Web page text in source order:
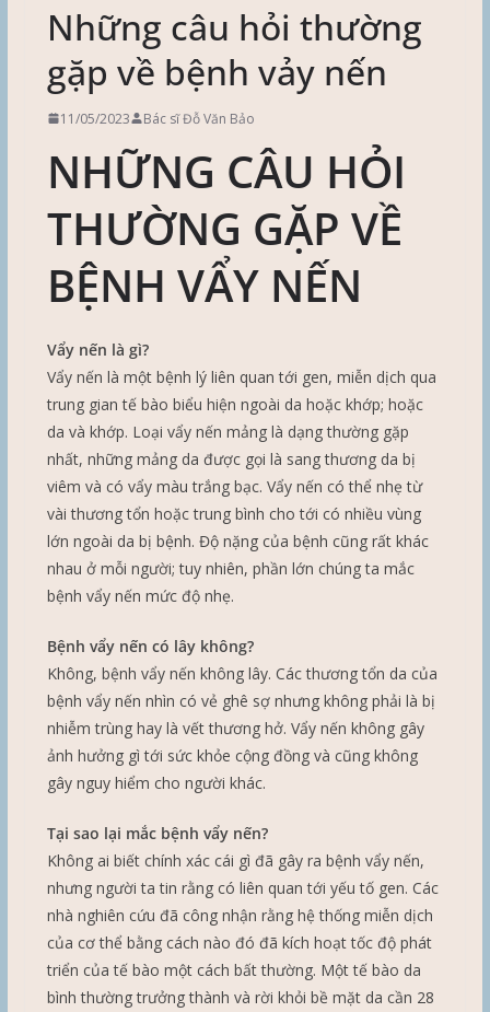
Những câu hỏi thường
gặp về bệnh vảy nến
11/05/2023 Bác sĩ Đỗ Văn Bảo
NHỮNG CÂU HỎI
THƯỜNG GẶP VỀ
BỆNH VẨY NẾN
Vẩy nến là gì?
Vẩy nến là một bệnh lý liên quan tới gen, miễn dịch qua
trung gian tế bào biểu hiện ngoài da hoặc khớp; hoặc
da và khớp. Loại vẩy nến mảng là dạng thường gặp
nhất, những mảng da được gọi là sang thương da bị
viêm và có vẩy màu trắng bạc. Vẩy nến có thể nhẹ từ
vài thương tổn hoặc trung bình cho tới có nhiều vùng
lớn ngoài da bị bệnh. Độ nặng của bệnh cũng rất khác
nhau ở mỗi người; tuy nhiên, phần lớn chúng ta mắc
bệnh vẩy nến mức độ nhẹ.
Bệnh vẩy nến có lây không?
Không, bệnh vẩy nến không lây. Các thương tổn da của
bệnh vẩy nến nhìn có vẻ ghê sợ nhưng không phải là bị
nhiễm trùng hay là vết thương hở. Vẩy nến không gây
ảnh hưởng gì tới sức khỏe cộng đồng và cũng không
gây nguy hiểm cho người khác.
Tại sao lại mắc bệnh vẩy nến?
Không ai biết chính xác cái gì đã gây ra bệnh vẩy nến,
nhưng người ta tin rằng có liên quan tới yếu tố gen. Các
nhà nghiên cứu đã công nhận rằng hệ thống miễn dịch
của cơ thể bằng cách nào đó đã kích hoạt tốc độ phát
triển của tế bào một cách bất thường. Một tế bào da
bình thường trưởng thành và rời khỏi bề mặt da cần 28